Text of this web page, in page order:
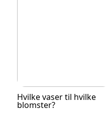
Hvilke vaser til hvilke
blomster?